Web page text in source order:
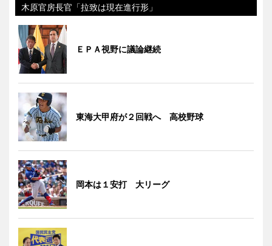
木原官房長官「拉致は現在進行形」
ＥＰＡ視野に議論継続
東海大甲府が２回戦へ 高校野球
岡本は１安打 大リーグ